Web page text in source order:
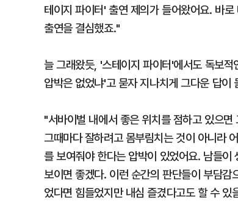
테이지 파이터' 출연 제의가 들어왔어요. 바
출연을 결심했죠."
늘 그래왔듯, '스테이지 파이터'에서도 독보
압박은 없었냐'고 묻자 지나치게 그다운 답이
"서바이벌 내에서 좋은 위치를 점하고 있으
그때마다 잘하려고 몸부림치는 것이 아니라
를 보여줘야 한다는 압박이 있었어요. 남들
보이면 좋겠다. 이런 순간의 판단들이 부담
었다면 힘들었지만 내심 즐겼다고도 할 수 있